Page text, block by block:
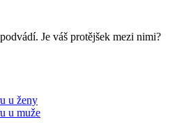
Je váš protějšek mezi nimi?
u ženy
u muže